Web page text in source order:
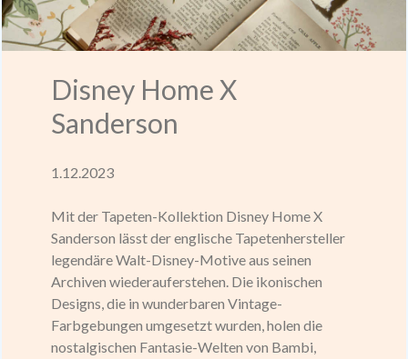
Disney Home X
Sanderson
1.12.2023
Mit der Tapeten-Kollektion Disney Home X
Sanderson lässt der englische Tapetenhersteller
legendäre Walt-Disney-Motive aus seinen
Archiven wiederauferstehen. Die ikonischen
Designs, die in wunderbaren Vintage-
Farbgebungen umgesetzt wurden, holen die
nostalgischen Fantasie-Welten von Bambi,